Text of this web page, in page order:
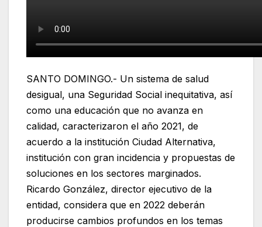
SANTO DOMINGO.- Un sistema de salud
desigual, una Seguridad Social inequitativa, así
como una educación que no avanza en
calidad, caracterizaron el año 2021, de
acuerdo a la institución Ciudad Alternativa,
institución con gran incidencia y propuestas de
soluciones en los sectores marginados.
Ricardo González, director ejecutivo de la
entidad, considera que en 2022 deberán
producirse cambios profundos en los temas